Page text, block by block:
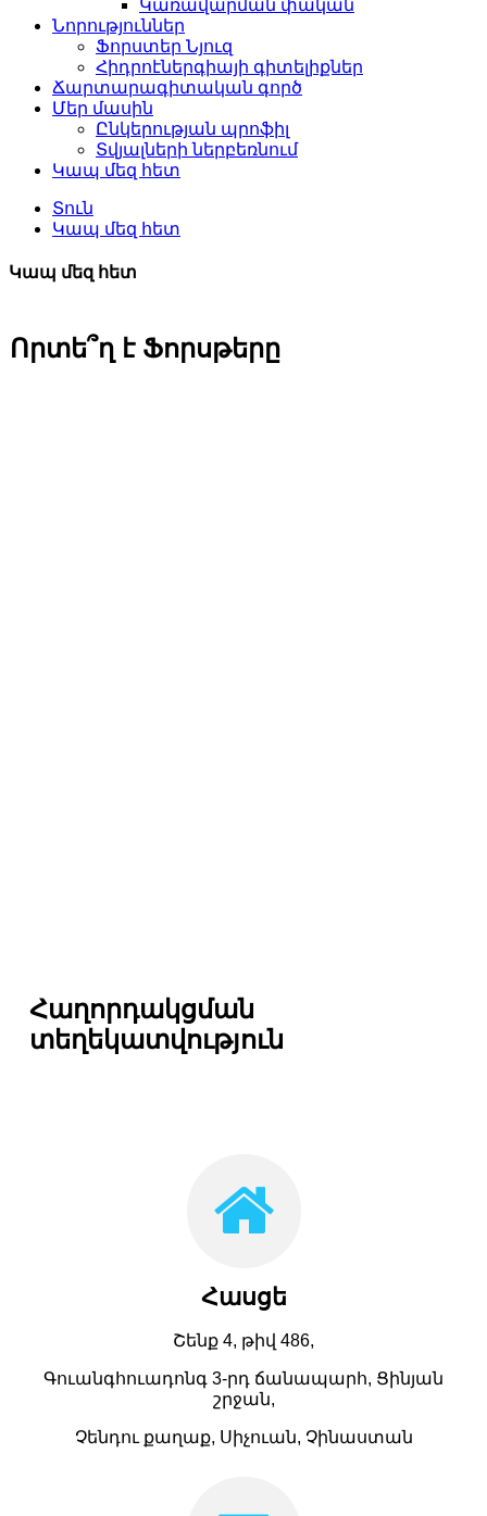
Կառավարման փական
Նորություններ
Ֆորստեր Նյուզ
Հիդրոէներգիայի գիտելիքներ
Ճարտարագիտական ​​​​գործ
Մեր մասին
Ընկերության պրոֆիլ
Տվյալների ներբեռնում
Կապ մեզ հետ
Տուն
Կապ մեզ հետ
Կապ մեզ հետ
Որտե՞ղ է Ֆորսթերը
Հաղորդակցման
տեղեկատվություն
Հասցե
Շենք 4, թիվ 486,
Գուանգհուադոնգ 3-րդ ճանապարհ, Ցինյան
շրջան,
Չենդու քաղաք, Սիչուան, Չինաստան